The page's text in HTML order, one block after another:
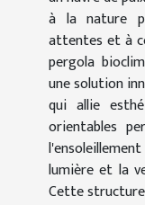
à la nature
attentes et à
pergola
une solution
qui allie
orientables
lumière et la
Cette structure